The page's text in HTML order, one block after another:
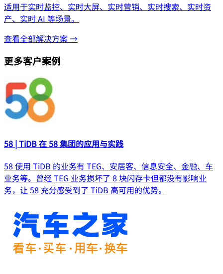
适用于实时监控、实时大屏、实时营销、实时搜索、实时资
产、实时 AI 等场景。
查看全部解决方案 →
更多客户案例
58 | TiDB 在 58 集团的应用与实践
58 使用 TiDB 的业务有 TEG、安居客、信息安全、金融、车
业务等。曾经 TEG 业务损坏了 8 块闪存卡但都没有影响业
务，让 58 充分感受到了 TiDB 高可用的优势。